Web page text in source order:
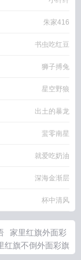
朱家416
书虫吃红豆
狮子搏兔
星空野狼
出土的暴龙
蜚零南星
就爱吃奶油
深海金渐层
杯中清风
家里红旗外面彩
红旗不倒外面彩旗